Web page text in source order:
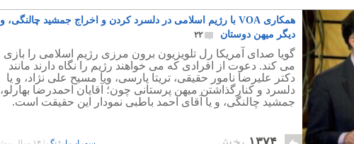
‎همکاری VOA با رژیم اسلامی در دلسرد کردن و اخراج جمشید چالنگی، و
دیگر میهن دوستان
۲۲
گویا صدای آمریکا رل تلویزیون برون مرزی رژیم اسلامی را بازی
می کند. دعوت از افرادی که می خواهند رژیم را نگاه دارند مانند
دکتر علیرضا نامور حقیقی، تریتا پارسی، ویا مسیح علی نژاد، و یا
دلسرد و کنارگذاشتن میهن پرستانی چون؛ آقایان احمدرضا بهارلو،
جمشید چالنگی، و یا آقای احمد باطبی نمودار این حقیقت است.